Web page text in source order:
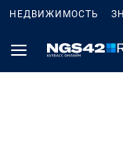
НЕДВИЖИМОСТЬ